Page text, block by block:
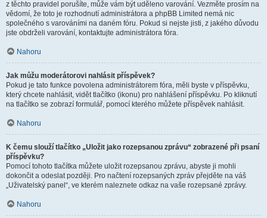
z těchto pravidel porušíte, může vám být uděleno varování. Vezměte prosím na
vědomí, že toto je rozhodnutí administrátora a phpBB Limited nemá nic
společného s varováními na daném fóru. Pokud si nejste jisti, z jakého důvodu
jste obdrželi varování, kontaktujte administrátora fóra.
Nahoru
Jak můžu moderátorovi nahlásit příspěvek?
Pokud je tato funkce povolena administrátorem fóra, měli byste v příspěvku,
který chcete nahlásit, vidět tlačítko (ikonu) pro nahlášení příspěvku. Po kliknutí
na tlačítko se zobrazí formulář, pomocí kterého můžete příspěvek nahlásit.
Nahoru
K čemu slouží tlačítko „Uložit jako rozepsanou zprávu“ zobrazené při psaní
příspěvku?
Pomocí tohoto tlačítka můžete uložit rozepsanou zprávu, abyste ji mohli
dokončit a odeslat později. Pro načtení rozepsaných zpráv přejděte na váš
„Uživatelský panel“, ve kterém naleznete odkaz na vaše rozepsané zprávy.
Nahoru